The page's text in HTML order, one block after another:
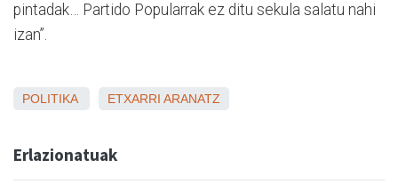
pintadak… Partido Popularrak ez ditu sekula salatu nahi
izan”.
POLITIKA ETXARRI ARANATZ
Erlazionatuak